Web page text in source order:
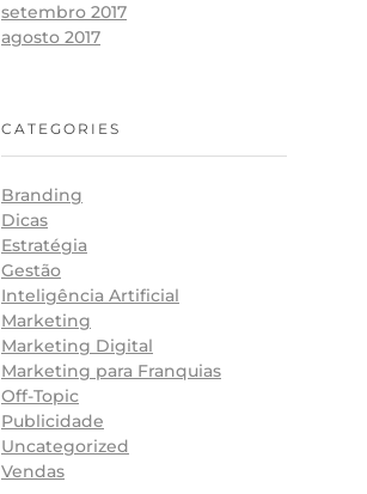
setembro 2017
agosto 2017
CATEGORIES
Branding
Dicas
Estratégia
Gestão
Inteligência Artificial
Marketing
Marketing Digital
Marketing para Franquias
Off-Topic
Publicidade
Uncategorized
Vendas